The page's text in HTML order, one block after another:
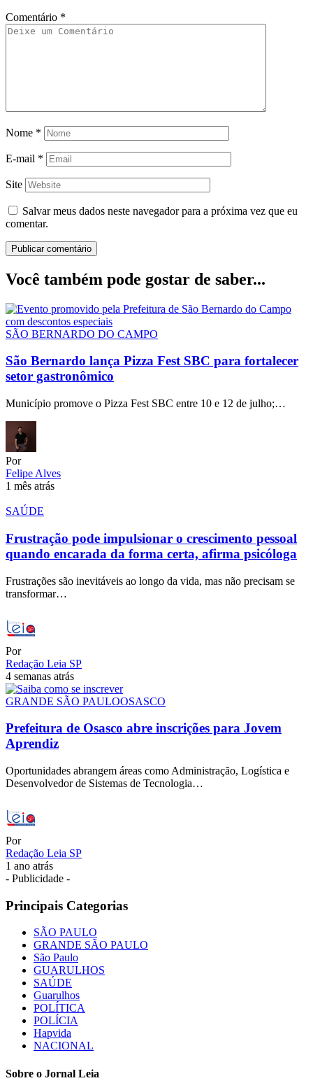
Comentário *
Nome *
E-mail *
Site
Salvar meus dados neste navegador para a próxima vez que eu
comentar.
Você também pode gostar de saber...
SÃO BERNARDO DO CAMPO
São Bernardo lança Pizza Fest SBC para fortalecer
setor gastronômico
Município promove o Pizza Fest SBC entre 10 e 12 de julho;…
Por
Felipe Alves
1 mês atrás
SAÚDE
Frustração pode impulsionar o crescimento pessoal
quando encarada da forma certa, afirma psicóloga
Frustrações são inevitáveis ao longo da vida, mas não precisam se
transformar…
Por
Redação Leia SP
4 semanas atrás
GRANDE SÃO PAULOOSASCO
Prefeitura de Osasco abre inscrições para Jovem
Aprendiz
Oportunidades abrangem áreas como Administração, Logística e
Desenvolvedor de Sistemas de Tecnologia…
Por
Redação Leia SP
1 ano atrás
- Publicidade -
Principais Categorias
SÃO PAULO
GRANDE SÃO PAULO
São Paulo
GUARULHOS
SAÚDE
Guarulhos
POLÍTICA
POLÍCIA
Hapvida
NACIONAL
Sobre o Jornal Leia